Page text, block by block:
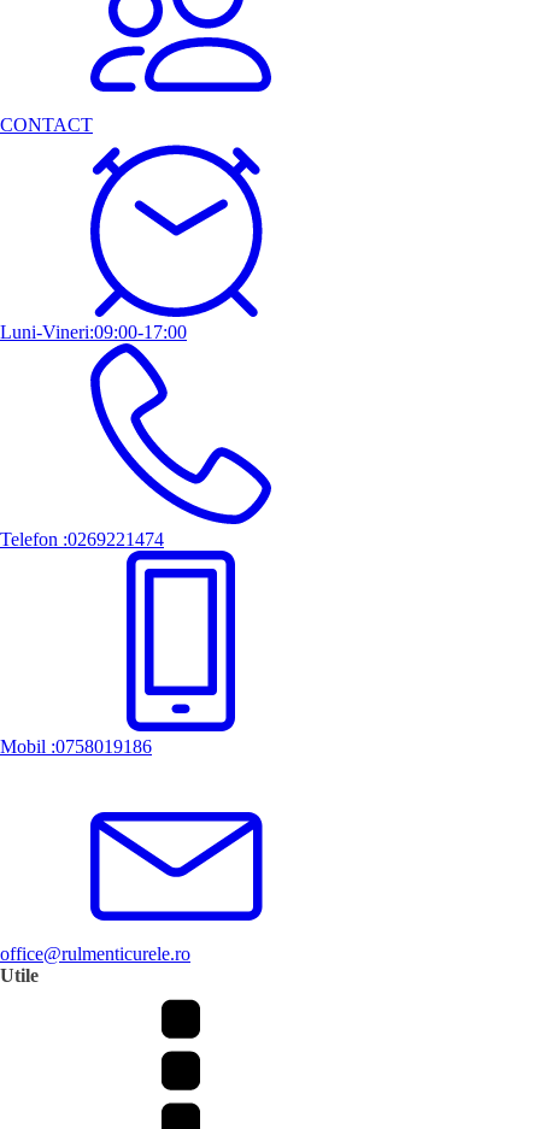
CONTACT
Luni-Vineri:09:00-17:00
Telefon :0269221474
Mobil :0758019186
office@rulmenticurele.ro
Utile